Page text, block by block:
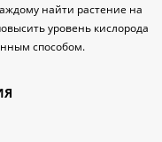
найти растение на
уровень кислорода
способом.